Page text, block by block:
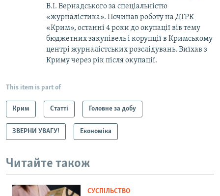
В.І. Вернадського за спеціальністю
«журналістика». Починав роботу на ДТРК
«Крим», останні 4 роки до окупації вів тему
бюджетних закупівель і корупції в Кримському
центрі журналістських розслідувань. Виїхав з
Криму через рік після окупації.
This item is part of
Крим Статті Головне за добу
ЗВЕРНИ УВАГУ! Економіка
Читайте також
СУСПІЛЬСТВО